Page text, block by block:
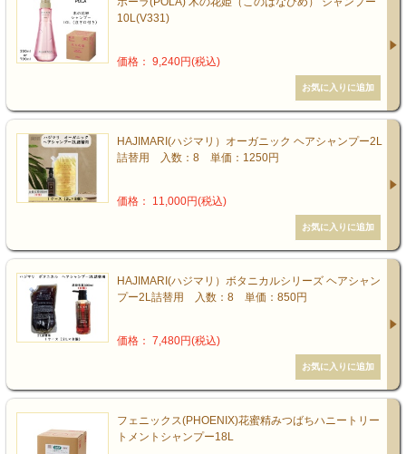
10L(V331)
価格： 9,240円(税込)
HAJIMARI(ハジマリ）オーガニック ヘアシャンプー2L
詰替用 入数：8 単価：1250円
価格： 11,000円(税込)
HAJIMARI(ハジマリ）ボタニカルシリーズ ヘアシャン
プー2L詰替用 入数：8 単価：850円
価格： 7,480円(税込)
フェニックス(PHOENIX)花蜜精みつばちハニートリー
トメントシャンプー18L